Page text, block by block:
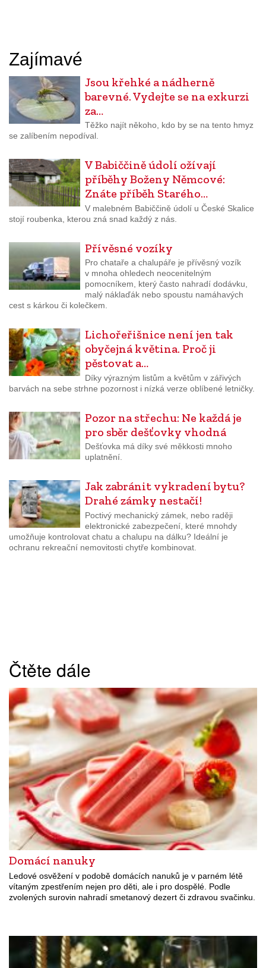
Zajímavé
Jsou křehké a nádherně
barevné. Vydejte se na exkurzi
za…
Těžko najít někoho, kdo by se na tento hmyz
se zalíbením nepodíval.
V Babiččině údolí ožívají
příběhy Boženy Němcové:
Znáte příběh Starého…
V malebném Babiččině údolí u České Skalice
stojí roubenka, kterou zná snad každý z nás.
Přívěsné vozíky
Pro chataře a chalupáře je přívěsný vozík
v mnoha ohledech neocenitelným
pomocníkem, který často nahradí dodávku,
malý náklaďák nebo spoustu namáhavých
cest s kárkou či kolečkem.
Lichořeřišnice není jen tak
obyčejná květina. Proč ji
pěstovat a…
Díky výrazným listům a květům v zářivých
barvách na sebe strhne pozornost i nízká verze oblíbené letničky.
Pozor na střechu: Ne každá je
pro sběr dešťovky vhodná
Dešťovka má díky své měkkosti mnoho
uplatnění.
Jak zabránit vykradení bytu?
Drahé zámky nestačí!
Poctivý mechanický zámek, nebo raději
elektronické zabezpečení, které mnohdy
umožňuje kontrolovat chatu a chalupu na dálku? Ideální je
ochranu rekreační nemovitosti chytře kombinovat.
Čtěte dále
Domácí nanuky
Ledové osvěžení v podobě domácích nanuků je v parném létě
vítaným zpestřením nejen pro děti, ale i pro dospělé. Podle
zvolených surovin nahradí smetanový dezert či zdravou svačinku.